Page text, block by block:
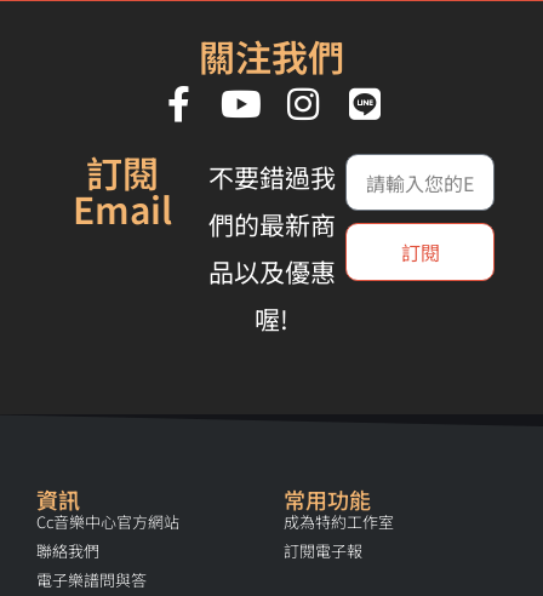
關注我們
訂閱
Email
不要錯過我
們的最新商
品以及優惠
喔!
訂閱
資訊
Cc音樂中心官方網站
聯絡我們
電子樂譜問與答
常用功能
成為特約工作室
訂閱電子報